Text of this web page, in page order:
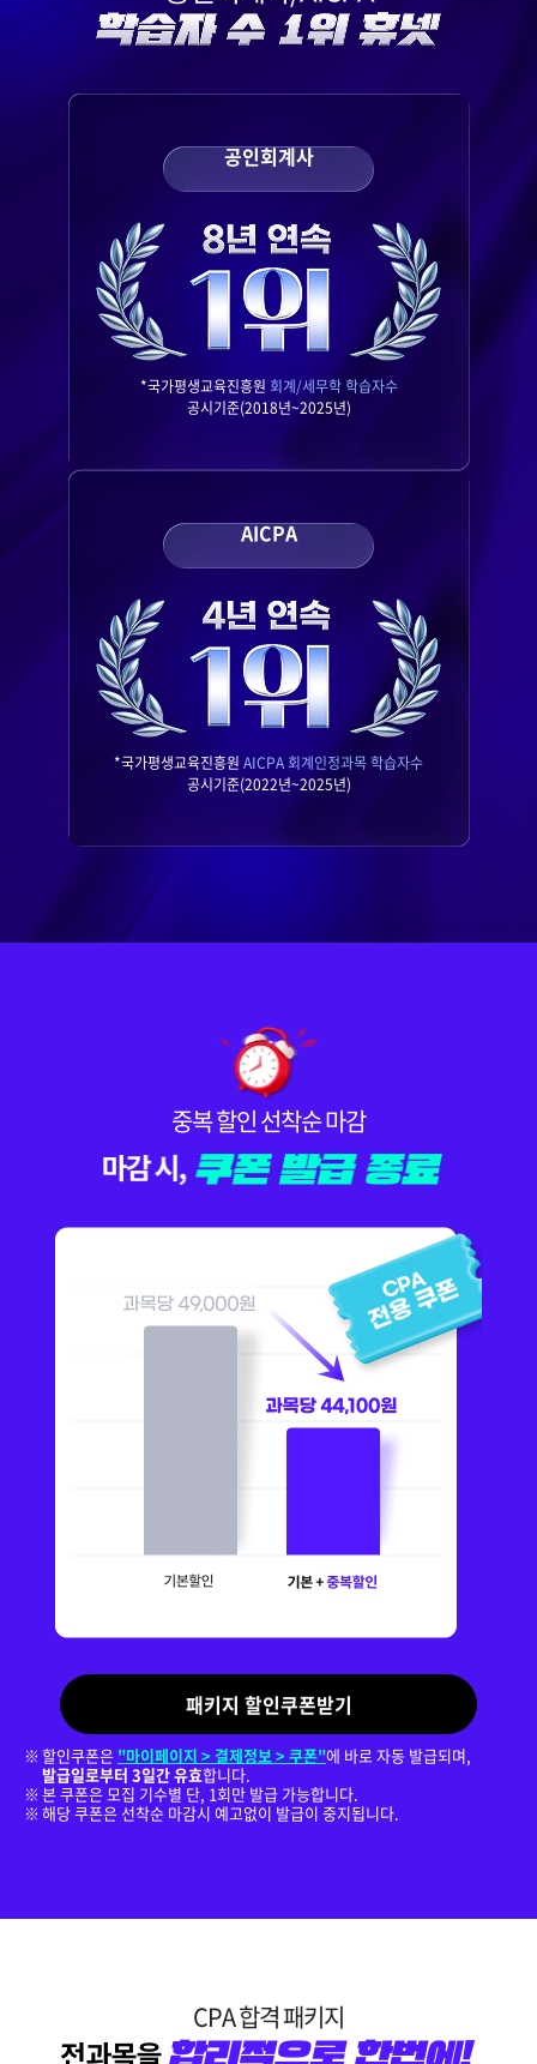
공인회계사
*국가평생교육진흥원 회계/세무학 학습자수
공시기준(2018년~2025년)
AICPA
*국가평생교육진흥원 AICPA 회계인정과목 학습자수
공시기준(2022년~2025년)
중복 할인 선착순 마감
패키지 할인쿠폰받기
할인쿠폰은 "마이페이지 > 결제정보 > 쿠폰"에 바로 자동 발급되며,
발급일로부터 3일간 유효합니다.
본 쿠폰은 모집 기수별 단, 1회만 발급 가능합니다.
해당 쿠폰은 선착순 마감시 예고없이 발급이 중지됩니다.
CPA 합격 패키지